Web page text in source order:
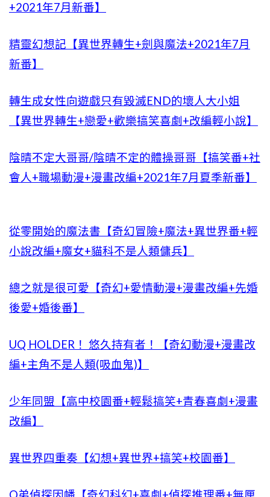
+2021年7月新番】
精靈幻想記【異世界轉生+劍與魔法+2021年7月
新番】
轉生成女性向遊戲只有毀滅END的壞人大小姐
【異世界轉生+戀愛+歡樂搞笑喜劇+改編輕小說】
陰晴不定大哥哥/陰晴不定的體操哥哥【搞笑番+社
會人+職場動漫+漫畫改編+2021年7月夏季新番】
從零開始的魔法書【奇幻冒險+魔法+異世界番+輕
小說改編+魔女+貓科不是人類傭兵】
總之就是很可愛【奇幻+愛情動漫+漫畫改編+先婚
後愛+婚後番】
UQ HOLDER！ 悠久持有者！【奇幻動漫+漫畫改
編+主角不是人類(吸血鬼)】
少年同盟【高中校園番+輕鬆搞笑+青春喜劇+漫畫
改編】
異世界四重奏【幻想+異世界+搞笑+校園番】